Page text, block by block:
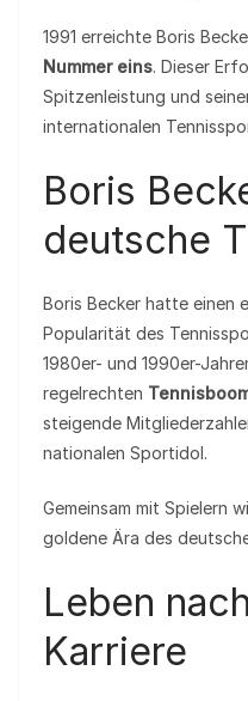
1991 erreichte Boris
Nummer eins. Dieser
Spitzenleistung und
internationalen
Boris
deutsche
Boris Becker hatte einen
Popularität des
1980er- und 1990er-
regelrechten
steigende
nationalen Sportidol.
Gemeinsam mit Spielern
goldene Ära des
Leben
Karriere